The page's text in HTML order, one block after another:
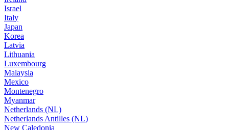
Israel
Italy
Japan
Korea
Latvia
Lithuania
Luxembourg
Malaysia
Mexico
Montenegro
Myanmar
Netherlands (NL)
Netherlands Antilles (NL)
New Caledonia